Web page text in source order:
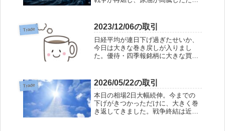
削られてしまいます。ゆえに株価は
下落します。一方、原油高の影響を
あまりうけない半導...
Trade 2023/12/06の取引
日経平均が連日下げ過ぎたせいか、
今日は大きな巻き戻しが入りまし
た。優待・四季報銘柄に大きな買い
流に乗ってくれるといいのですが
ね。手仕舞 3196 ホットランド (冬)
四先改+2...
Trade 2026/05/22の取引
本日の相場2日大幅続伸。今までの
下げがきつかっただけに、大きく巻
き返してきました。戦争終結は近い